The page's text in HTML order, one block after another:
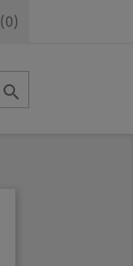
(0)
